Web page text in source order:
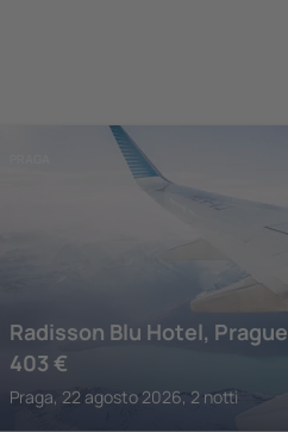
Radisson Blu Hotel, Prague
403 €
Praga, 22 agosto 2026, 2 notti